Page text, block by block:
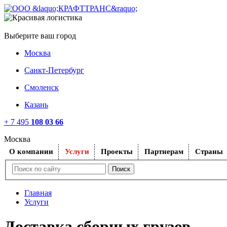
Выберите ваш город
Москва
Санкт-Петербург
Смоленск
Казань
+ 7 495 108 03 66
Москва
O компании Услуги Проекты Партнерам Страны
Главная
Услуги